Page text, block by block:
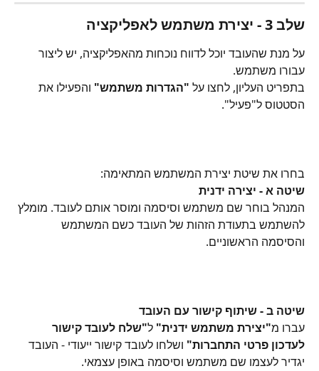
שלב 3 - יצירת משתמש לאפליקציה
על מנת שהעובד יוכל לדווח נוכחות מהאפליקציה, יש ליצור
עבורו משתמש.
בתפריט העליון, לחצו על "הגדרות משתמש" והפעילו את
הסטטוס ל"פעיל".
בחרו את שיטת יצירת המשתמש המתאימה:
שיטה א - יצירה ידנית
המנהל בוחר שם משתמש וסיסמה ומוסר אותם לעובד. מומלץ
להשתמש בתעודת הזהות של העובד כשם המשתמש
והסיסמה הראשוניים.
שיטה ב - שיתוף קישור עם העובד
עברו מ"יצירת משתמש ידנית" ל"שלח לעובד קישור
לעדכון פרטי התחברות" ושלחו לעובד קישור ייעודי - העובד
יגדיר לעצמו שם משתמש וסיסמה באופן עצמאי.